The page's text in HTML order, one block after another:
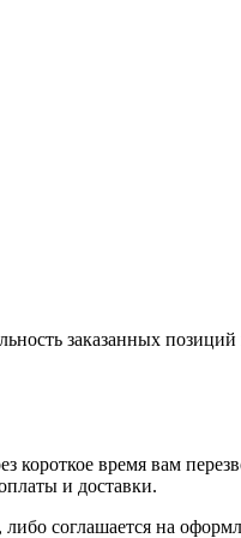
заказанных
короткое время вам
и доставки.
соглашается на